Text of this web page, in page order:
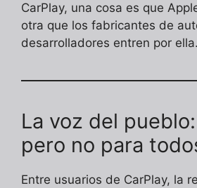
CarPlay, una cosa es que
otra que los fabricantes de
desarrolladores entren por ella.
La voz del
pero no para
Entre usuarios de CarPlay, la